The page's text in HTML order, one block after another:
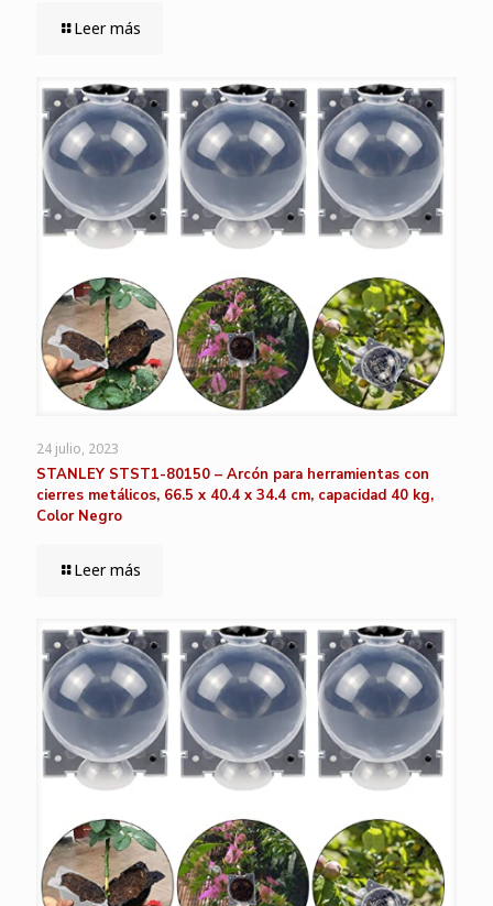
Leer más
24 julio, 2023
STANLEY STST1-80150 – Arcón para herramientas con
cierres metálicos, 66.5 x 40.4 x 34.4 cm, capacidad 40 kg,
Color Negro
Leer más